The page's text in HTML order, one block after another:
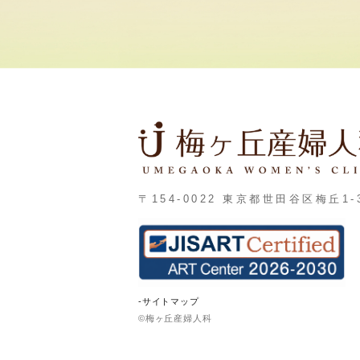
〒154-0022 東京都世田谷区梅丘
-サイトマップ
©梅ヶ丘産婦人科